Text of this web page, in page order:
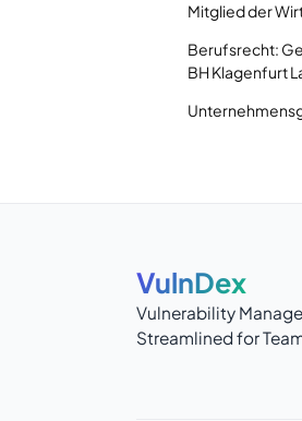
Mitglied der
Berufsrecht:
BH Klagenfurt
VulnDex
Vulnerability
Streamlined for